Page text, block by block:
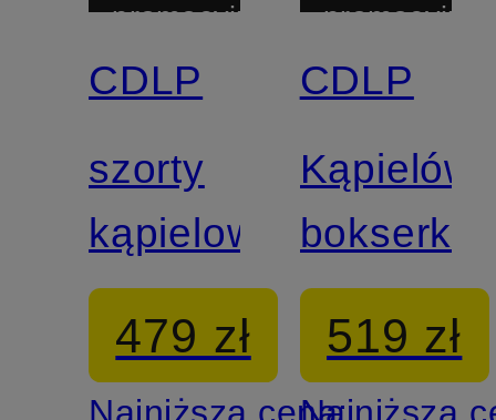
promocyjny
CDLP
szorty
kąpielowe
479 zł
promocyjny
CDLP
bokserki
519 zł